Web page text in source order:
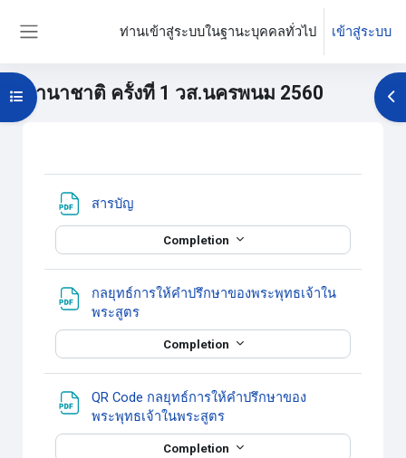
ท่านเข้าสู่ระบบในฐานะบุคคลทั่วไป เข้าสู่ระบบ
นานาชาติ ครั้งที่ 1 วส.นครพนม 2560
Open course index
Section outline
สารบัญ
Completion
กลยุทธ์การให้คำปรึกษาของพระพุทธเจ้าใน
พระสูตร
Completion
QR Code กลยุทธ์การให้คำปรึกษาของ
พระพุทธเจ้าในพระสูตร
Completion